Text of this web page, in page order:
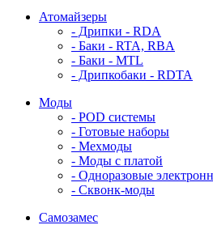
Атомайзеры
- Дрипки - RDA
- Баки - RTA, RBA
- Баки - MTL
- Дрипкобаки - RDTA
Моды
- POD системы
- Готовые наборы
- Мехмоды
- Моды с платой
- Одноразовые
- Сквонк-моды
Самозамес